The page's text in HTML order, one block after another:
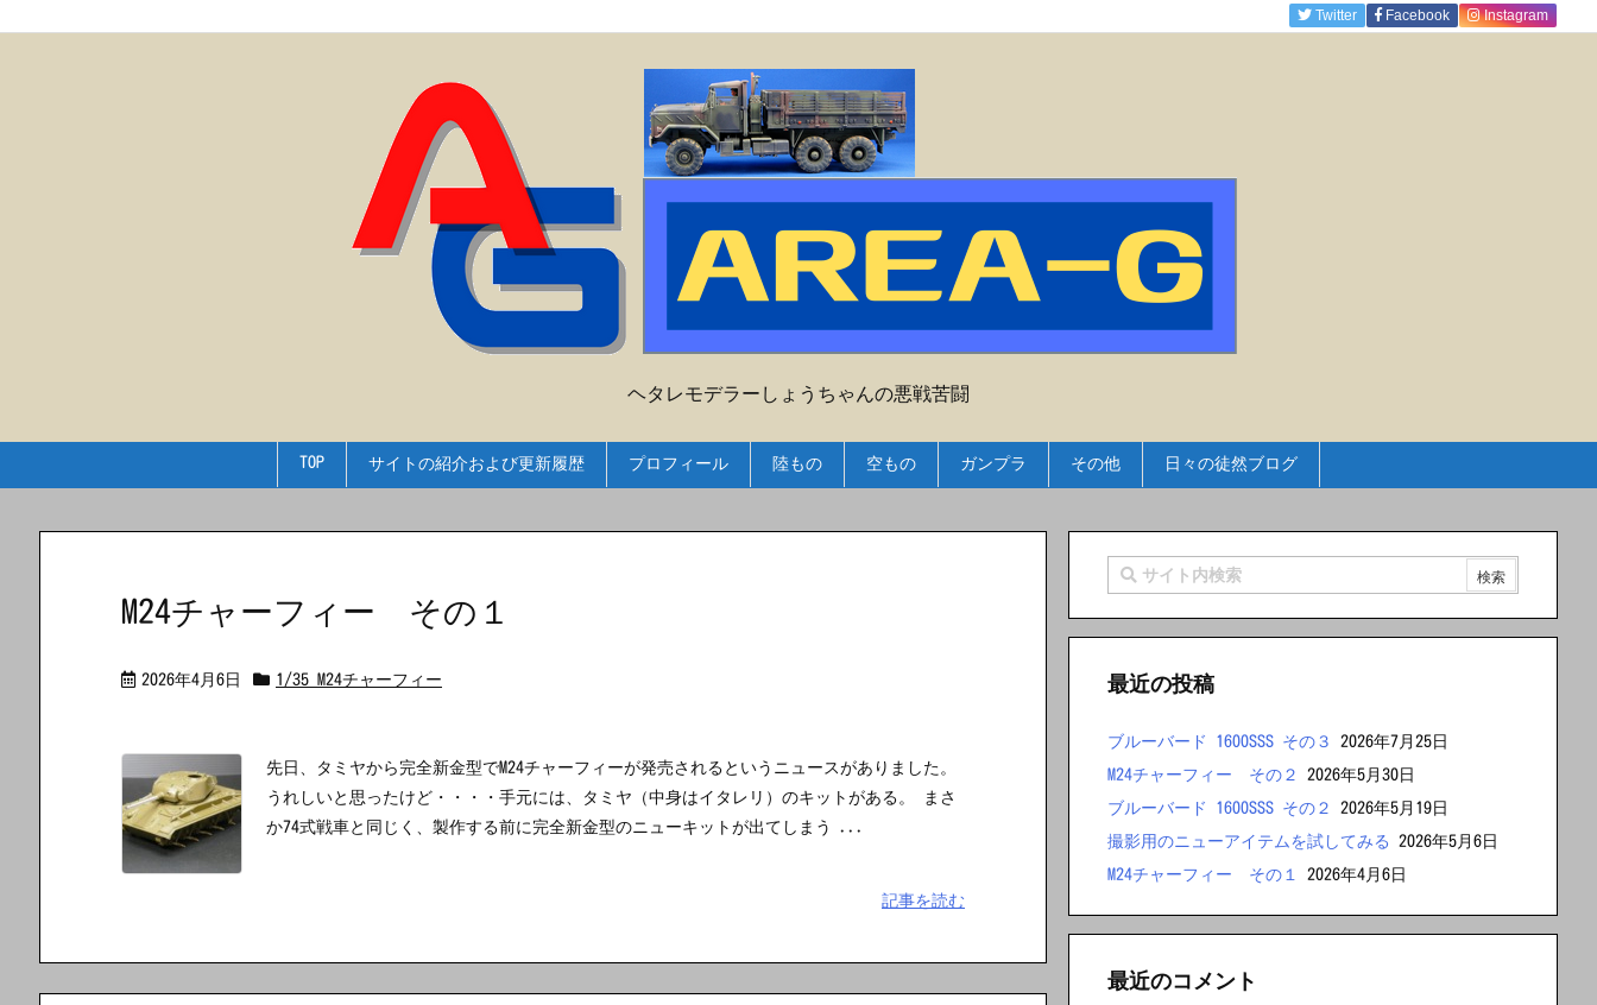
ヘタレモデラーしょうちゃんの悪戦苦闘
TOP サイトの紹介および更新履歴 プロフィール 陸もの 空もの ガンプラ その他 日々の徒然ブログ
Twitter Facebook Instagram
M24チャーフィー その１
2026年4月6日 1/35 M24チャーフィー
先日、タミヤから完全新金型でM24チャーフィーが発売されるというニュースがありました。
うれしいと思ったけど・・・・手元には、タミヤ（中身はイタレリ）のキットがある。 まさ
か74式戦車と同じく、製作する前に完全新金型のニューキットが出てしまう ...
記事を読む
最近の投稿
ブルーバード 1600SSS その３
2026年7月25日
M24チャーフィー その２
2026年5月30日
ブルーバード 1600SSS その２
2026年5月19日
撮影用のニューアイテムを試してみる
2026年5月6日
M24チャーフィー その１
2026年4月6日
最近のコメント